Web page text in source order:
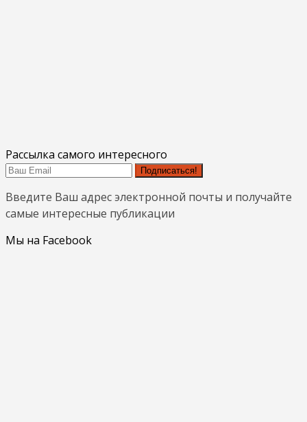
Рассылка самого интересного
Подписаться!
Введите Ваш адрес электронной почты и получайте
самые интересные публикации
Мы на Facebook